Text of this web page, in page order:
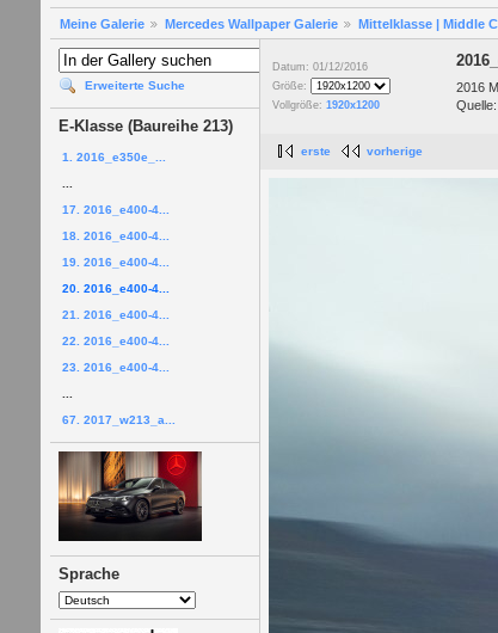
Meine Galerie Mercedes Wallpaper Galerie Mittelklasse | Middle
Erweiterte Suche
E-Klasse (Baureihe 213)
1. 2016_e350e_...
17. 2016_e400-4...
18. 2016_e400-4...
19. 2016_e400-4...
20. 2016_e400-4...
21. 2016_e400-4...
22. 2016_e400-4...
23. 2016_e400-4...
67. 2017_w213_a...
Sprache
Datum: 01/12/2016
Größe:
Vollgröße: 1920x1200
2016
erste vorherige